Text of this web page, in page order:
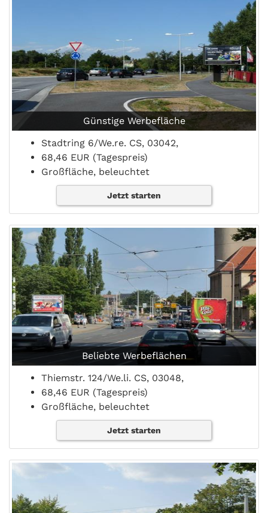
Günstige Werbefläche
Stadtring 6/We.re. CS, 03042,
68,46 EUR (Tagespreis)
Großfläche, beleuchtet
Jetzt starten
Beliebte Werbeflächen
Thiemstr. 124/We.li. CS, 03048,
68,46 EUR (Tagespreis)
Großfläche, beleuchtet
Jetzt starten